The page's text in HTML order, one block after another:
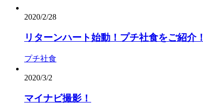
2020/2/28
リターンハート始動︎！プチ社食をご紹介！
プチ社食
2020/3/2
マイナビ撮影！